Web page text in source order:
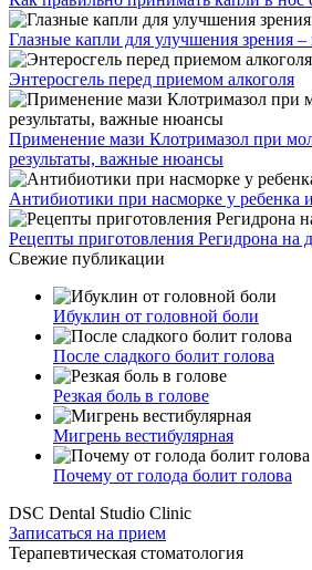
Глазные капли для улучшения зрения
Энтеросгель перед приемом алкоголя
Применение мази Клотримазол при
результаты, важные нюансы
Антибиотики при насморке у ребенка
Рецепты приготовления Регидрона на
Свежие публикации
Ибуклин от головной боли
После сладкого болит голова
Резкая боль в голове
Мигрень вестибулярная
Почему от голода болит голова
DSC Dental Studio Clinic
Записаться на прием
Терапевтическая стоматология